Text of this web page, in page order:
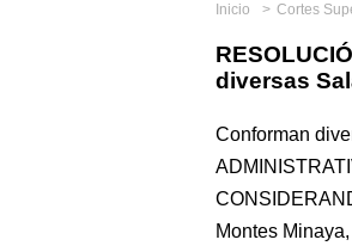
Inicio Cortes
diversas
Conforman
Montes